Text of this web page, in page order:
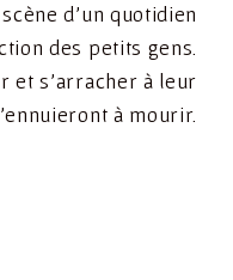
d’un quotidien
des petits gens.
et s’arracher à leur
à mourir.